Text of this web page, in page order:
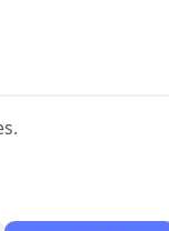
vous pouvez